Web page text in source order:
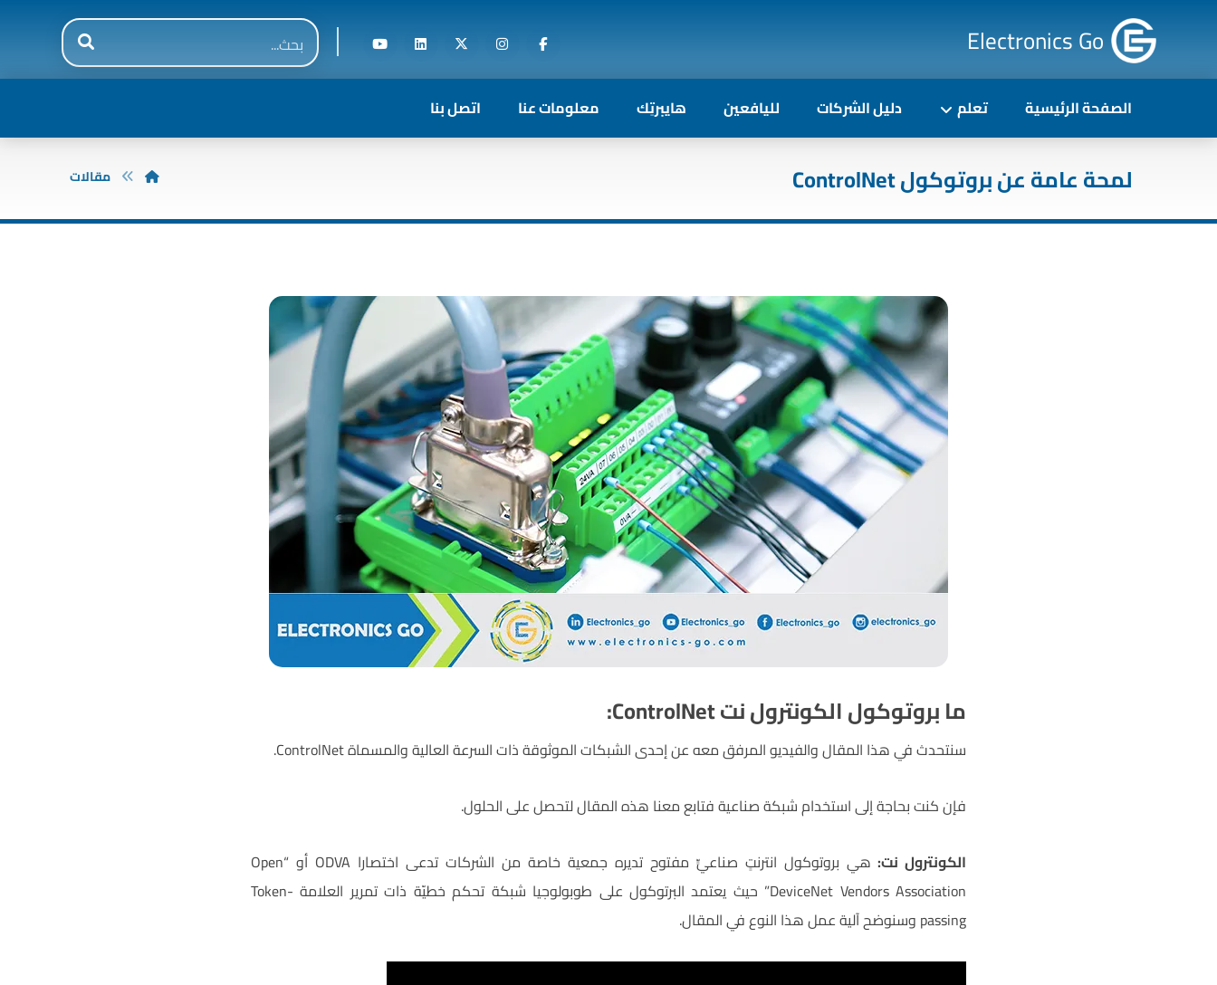
Electronics Go
الصفحة الرئيسية تعلم دليل الشركات لليافعين هايبرتِك معلومات عنا اتصل بنا
لمحة عامة عن بروتوكول ControlNet مقالات
ما بروتوكول الكونترول نتControlNet
:
سنتحدث في هذا المقال والفيديو المرفق معه عن إحدى الشبكات الموثوقة ذات السرعة العالية والمسماة ControlNet.
فإن كنت بحاجة إلى استخدام شبكة صناعية فتابع معنا هذه المقال لتحصل على الحلول.
الكونترول نت:
هي بروتوكول انترنتٍ صناعيٍّ مفتوح تديره جمعية خاصة من الشركات تدعى اختصارا ODVA أو “Open
DeviceNet Vendors Association” حيث يعتمد البرتوكول على طوبولوجيا شبكة تحكم خطيّة ذات تمرير العلامة Token-
passing وسنوضح آلية عمل هذا النوع في المقال.